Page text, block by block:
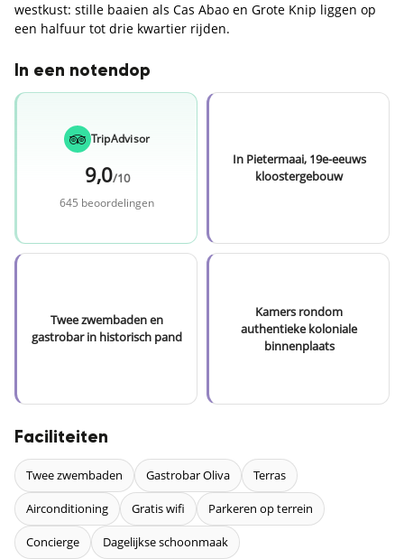
westkust: stille baaien als Cas Abao en Grote Knip liggen op
een halfuur tot drie kwartier rijden.
In een notendop
TripAdvisor
9,0/10
645 beoordelingen
In Pietermaai, 19e-eeuws
kloostergebouw
Twee zwembaden en
gastrobar in historisch pand
Kamers rondom
authentieke koloniale
binnenplaats
Faciliteiten
Twee zwembaden Gastrobar Oliva Terras
Airconditioning Gratis wifi Parkeren op terrein
Concierge Dagelijkse schoonmaak